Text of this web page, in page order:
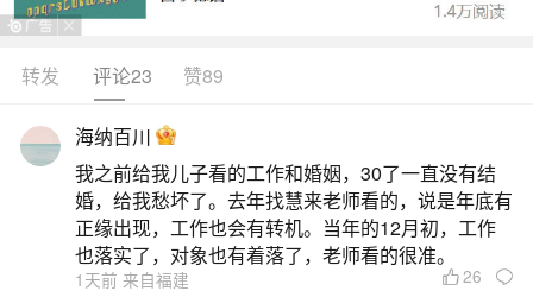
生活中像男66年和女73年合婚吗？都是很常见
的问题，但是小问题不注意可能会引起大麻烦，下
面就这个问题给大家做一些解读：
一、1973年属牛的女和1966年属马的男婚姻合
适吗？
转发 评论23 赞89
海纳百川
我之前给我儿子看的工作和婚姻，30了一直没有结
婚，给我愁坏了。去年找慧来老师看的，说是年底有
正缘出现，工作也会有转机。当年的12月初，工作
也落实了，对象也有着落了，老师看的很准。
1天前 来自福建 26